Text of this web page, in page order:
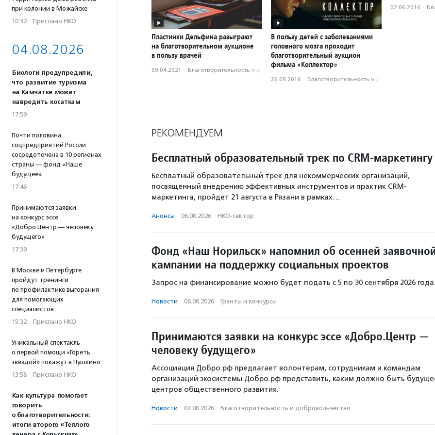
при колонии в Можайске
10:32 · Прислано НКО
04.08.2026
Биологи предупредили,
что развитие туризма
на Камчатке может
навредить косаткам
17:59
Почти половина
соцпредприятий России
сосредоточена в 10 регионах
страны — фонд «Наше
будущее»
17:46
Принимаются заявки
на конкурс эссе
«Добро.Центр — человеку
будущего»
17:39
В Москве и Петербурге
пройдут тренинги
по профилактике выгорания
для помогающих
специалистов
15:32 · Прислано НКО
Уникальный спектакль
о первой помощи «Гореть
звездой» покажут в Пушкино
13:58 · Прислано НКО
Как культура помогает
говорить
о благотворительности:
итоги второго «Теплого
Пластинки Дельфина разыграют
на благотворительном аукционе
в пользу врачей
09.04.2021 · Благотвори­тель­ность и доброволь­чест­во
В пользу детей с заболеваниями
головного мозга проходит
благотворительный аукцион
фильма «Коллектор»
26.09.2016 · Благотвори­тель­ность и доброволь­чест­во
02.06.2016 ·
РЕКОМЕНДУЕМ
Бесплатный образовательный трек по CRM-маркетингу
Бесплатный образовательный трек для некоммерческих организаций,
посвященный внедрению эффективных инструментов и практик CRM-
маркетинга, пройдет 21 августа в Рязани в рамках…
Анонсы · 06.08.2026 · НКО-сектор
Фонд «Наш Норильск» напомнил об осенней
кампании на поддержку социальных проектов
Запрос на финансирование можно будет подать с 5 по 30 сентября 2026 года.
Новости · 06.08.2026 · Гранты и конкурсы
Принимаются заявки на конкурс эссе «Добро.Центр —
человеку будущего»
Ассоциация Добро.рф предлагает волонтерам, сотрудникам и командам
организаций экосистемы Добро.рф представить, каким должно быть
центров общественного развития.
Новости · 04.08.2026 · Благотвори­тель­ность и доброволь­чест­во